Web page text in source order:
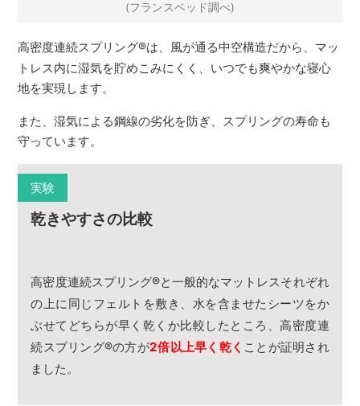
(フランスベッド調べ)
高密度連続スプリング®は、風が通る中空構造だから、マッ
トレス内に湿気を貯めこみにくく、いつでも爽やかな寝心
地を実現します。
また、湿気による鋼線の劣化を防ぎ、スプリングの寿命も
守っています。
実験
乾きやすさの比較
高密度連続スプリング®と一般的なマットレスそれぞれ
の上に同じフェルトを敷き、水を含ませたシーツをか
ぶせてどちらが早く乾くか比較したところ、高密度連
続スプリング®の方が2倍以上早く乾く ことが証明され
ました。